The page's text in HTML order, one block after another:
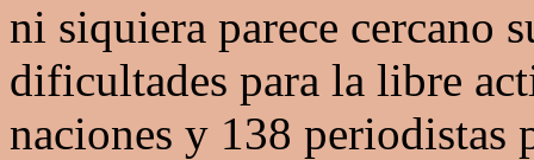
ni siquiera parece cercano
dificultades para la libre
naciones y 138 periodistas